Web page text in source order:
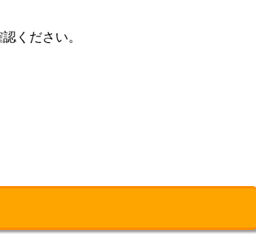
ください。